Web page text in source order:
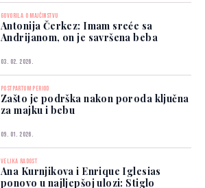
GOVORILA O MAJČINSTVU
Antonija Čerkez: Imam sreće sa
Andrijanom, on je savršena beba
03. 02. 2026.
POSTPARTUM PERIOD
Zašto je podrška nakon poroda ključna
za majku i bebu
09. 01. 2026.
VELIKA RADOST
Ana Kurnjikova i Enrique Iglesias
ponovo u najljepšoj ulozi: Stiglo